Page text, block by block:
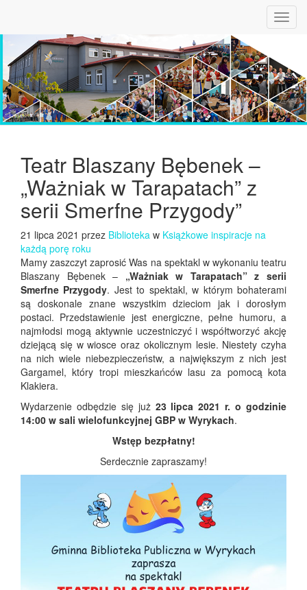
Teatr Blaszany Bębenek –
„Ważniak w Tarapatach” z
serii Smerfne Przygody”
21 lipca 2021 przez Biblioteka w Książkowe inspiracje na
każdą porę roku
Mamy zaszczyt zaprosić Was na spektakl w wykonaniu teatru
Blaszany Bębenek – „Ważniak w Tarapatach” z serii
Smerfne Przygody. Jest to spektakl, w którym bohaterami
są doskonale znane wszystkim dzieciom jak i dorosłym
postaci. Przedstawienie jest energiczne, pełne humoru, a
najmłodsi mogą aktywnie uczestniczyć i współtworzyć akcję
dziejącą się w wiosce oraz okolicznym lesie. Niestety czyha
na nich wiele niebezpieczeństw, a największym z nich jest
Gargamel, który tropi mieszkańców lasu za pomocą kota
Klakiera.
Wydarzenie odbędzie się już 23 lipca 2021 r. o godzinie
14:00 w sali wielofunkcyjnej GBP w Wyrykach.
Wstęp bezpłatny!
Serdecznie zapraszamy!